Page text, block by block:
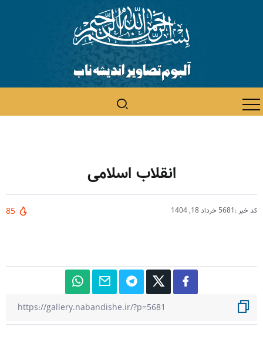
انقلاب اسلامی
کد خبر :5681 خرداد 18, 1404 85